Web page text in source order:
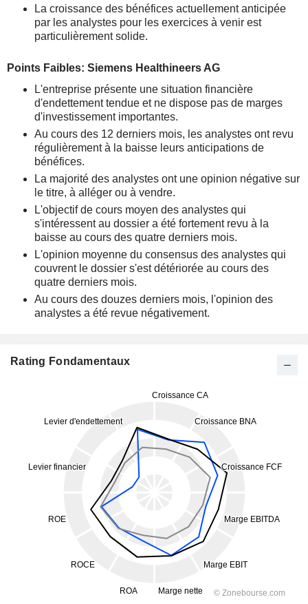
La croissance des bénéfices actuellement anticipée
par les analystes pour les exercices à venir est
particulièrement solide.
Points Faibles: Siemens Healthineers AG
L'entreprise présente une situation financière
d'endettement tendue et ne dispose pas de marges
d'investissement importantes.
Au cours des 12 derniers mois, les analystes ont revu
régulièrement à la baisse leurs anticipations de
bénéfices.
La majorité des analystes ont une opinion négative sur
le titre, à alléger ou à vendre.
L'objectif de cours moyen des analystes qui
s'intéressent au dossier a été fortement revu à la
baisse au cours des quatre derniers mois.
L'opinion moyenne du consensus des analystes qui
couvrent le dossier s'est détériorée au cours des
quatre derniers mois.
Au cours des douzes derniers mois, l'opinion des
analystes a été revue négativement.
Rating Fondamentaux